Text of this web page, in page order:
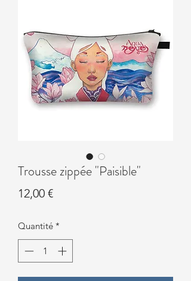
Trousse zippée "Paisible"
12,00 €Prix
Quantité *